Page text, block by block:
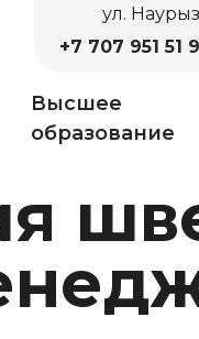
ул.
+7 707 951 51
Высшее
образование